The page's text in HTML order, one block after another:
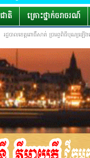
ាតិ គ្រោះថ្នាក់​ចរាចរណ៍
រដ្ឋបាលខេត្តពោធិ៍សាត់ ប្រារព្ធពិធីបុណ្យ